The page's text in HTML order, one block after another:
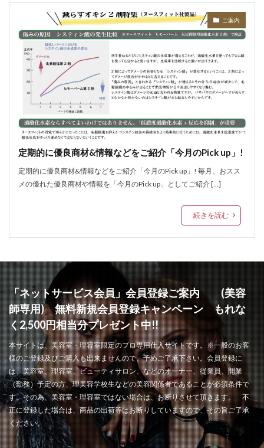
ご案内
定期的に優良商材&情報などをご紹介「今月のPick up」!
定期的に優良商材&情報などをご紹介「今月のPick up」! 毎月、おスス
メの優れた優良商材や情報を「今月のPick up」としてご紹介 […]
続きを読む
「ネットサービス会員」会員登録ご案内 (美容
師専用) 無料新規会員登録キャンペーン もれな
く2,500円相当分プレゼント中!!
本サイトは、美容室・理容室限定のプロ専用仕入サイトです。※一般のお客
様のご登録及びご購入も出来ませんので、予めご了承下さい。会員登録に
は、美容室、理容室、ビューティサロン、などのオーナー、従業員、開業
（勤務）予定の方、理美容学校生などの美容関係者であることが必須条件で
す。その為、美容室・理容室ではない場合は、お断りさせて頂きます。 不
正に登録した場合は、商品の出荷等はお断りしていますので、その旨ご了承
ください。